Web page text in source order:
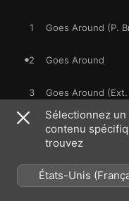
1 Goes Around (P.
2 Goes Around
3 Goes Around
12 mars 2003
℗ 2003 Damp Music
Sélectionnez
contenu
trouvez
États-Unis
France)